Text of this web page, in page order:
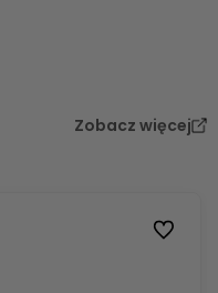
Zobacz więcej
Do